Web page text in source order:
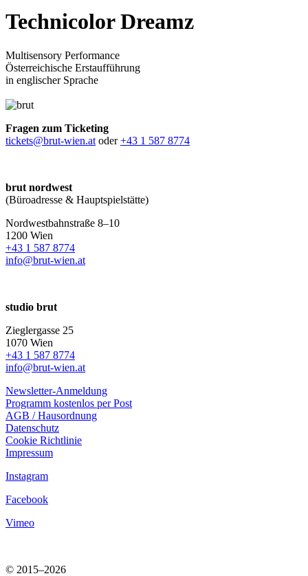
Technicolor Dreamz
Multisensory Performance
Österreichische Erstaufführung
in englischer Sprache
Fragen zum Ticketing
tickets@brut-wien.at oder+43 1 587 8774
brut nordwest
(Büroadresse & Hauptspielstätte)
Nordwestbahnstraße 8–10
1200 Wien
+43 1 587 8774
info@brut-wien.at
studio brut
Zieglergasse 25
1070 Wien
+43 1 587 8774
info@brut-wien.at
Newsletter-Anmeldung
Programm kostenlos per Post
AGB / Hausordnung
Datenschutz
Cookie Richtlinie
Impressum
Instagram
Facebook
Vimeo
© 2015–2026